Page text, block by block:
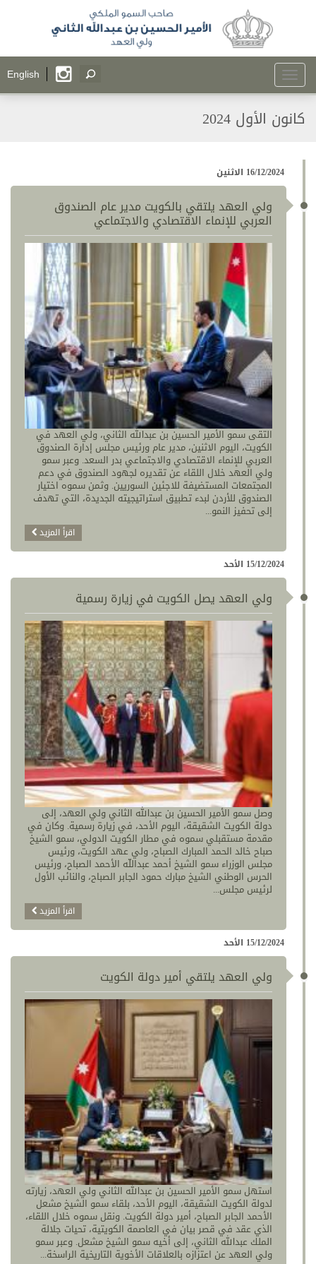
English Toggle
navigation
كانون الأول 2024
16/12/2024 الاثنين
ولي العهد يلتقي بالكويت مدير عام الصندوق
العربي للإنماء الاقتصادي والاجتماعي
التقى سمو الأمير الحسين بن عبدالله الثاني، ولي العهد في
الكويت، اليوم الاثنين، مدير عام ورئيس مجلس إدارة الصندوق
العربي للإنماء الاقتصادي والاجتماعي بدر السعد. وعبر سمو
ولي العهد خلال اللقاء عن تقديره لجهود الصندوق في دعم
المجتمعات المستضيفة للاجئين السوريين. وثمن سموه اختيار
الصندوق للأردن لبدء تطبيق استراتيجيته الجديدة، التي تهدف
إلى تحفيز النمو...
اقرأ المزيد
15/12/2024 الأحد
ولي العهد يصل الكويت في زيارة رسمية
وصل سمو الأمير الحسين بن عبدالله الثاني ولي العهد، إلى
دولة الكويت الشقيقة، اليوم الأحد، في زيارة رسمية. وكان في
مقدمة مستقبلي سموه في مطار الكويت الدولي، سمو الشيخ
صباح خالد الحمد المبارك الصباح، ولي عهد الكويت، ورئيس
مجلس الوزراء سمو الشيخ أحمد عبداللّه الأحمد الصباح، ورئيس
الحرس الوطني الشيخ مبارك حمود الجابر الصباح، والنائب الأول
لرئيس مجلس...
اقرأ المزيد
15/12/2024 الأحد
ولي العهد يلتقي أمير دولة الكويت
استهل سمو الأمير الحسين بن عبدالله الثاني ولي العهد، زيارته
لدولة الكويت الشقيقة، اليوم الأحد، بلقاء سمو الشيخ مشعل
الأحمد الجابر الصباح، أمير دولة الكويت. ونقل سموه خلال اللقاء،
الذي عقد في قصر بيان في العاصمة الكويتية، تحيات جلالة
الملك عبدالله الثاني، إلى أخيه سمو الشيخ مشعل. وعبر سمو
ولي العهد عن اعتزازه بالعلاقات الأخوية التاريخية الراسخة...